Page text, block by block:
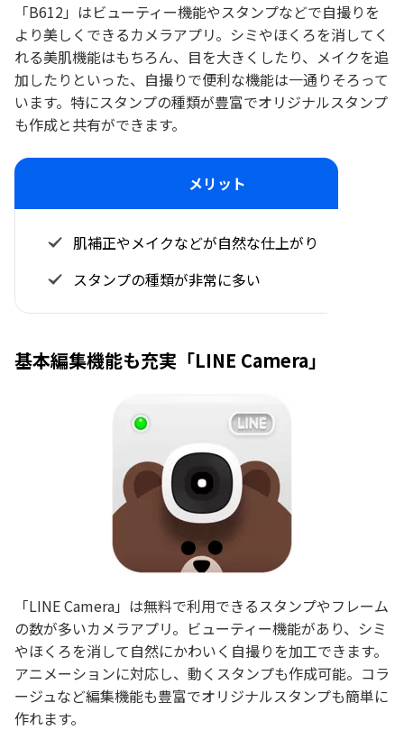
「B612」はビューティー機能やスタンプなどで自撮りを
より美しくできるカメラアプリ。シミやほくろを消してく
れる美肌機能はもちろん、目を大きくしたり、メイクを追
加したりといった、自撮りで便利な機能は一通りそろって
います。特にスタンプの種類が豊富でオリジナルスタンプ
も作成と共有ができます。
メリット
肌補正やメイクなどが自然な仕上がり
スタンプの種類が非常に多い
基本編集機能も充実「LINE Camera」
「LINE Camera」は無料で利用できるスタンプやフレーム
の数が多いカメラアプリ。ビューティー機能があり、シミ
やほくろを消して自然にかわいく自撮りを加工できます。
アニメーションに対応し、動くスタンプも作成可能。コラ
ージュなど編集機能も豊富でオリジナルスタンプも簡単に
作れます。